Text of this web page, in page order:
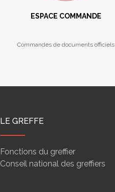
ESPACE COMMANDE
Commandes de documents officiels
LE GREFFE
Fonctions du greffier
Conseil national des greffiers